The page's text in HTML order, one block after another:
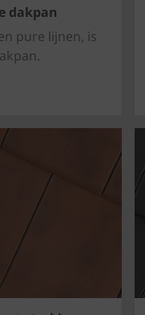
dakpan
pure lijnen, is